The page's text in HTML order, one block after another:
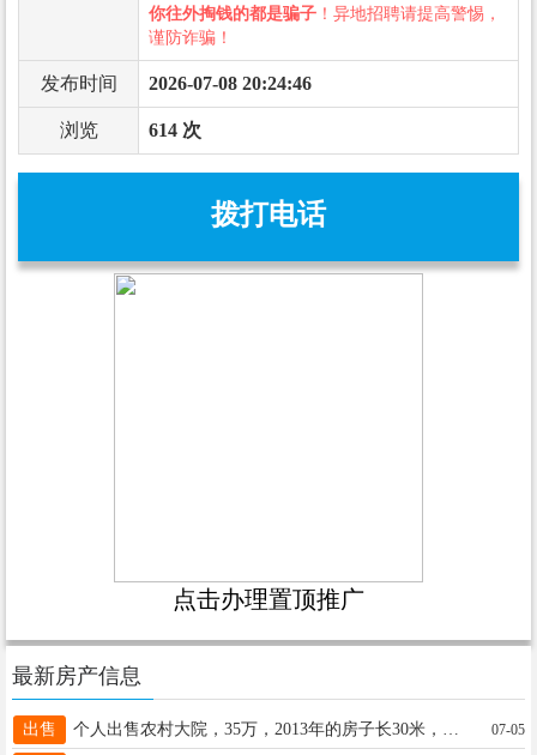
你往外掏钱的都是骗子 ！异地招聘请提高警惕，
谨防诈骗！
发布时间 2026-07-08 20:24:46
浏览 614 次
拨打电话
点击办理置顶推广
最新房产信息
出售 07-05